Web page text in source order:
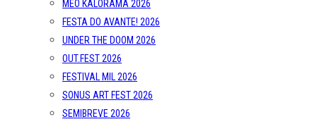
MEO KALORAMA 2026
FESTA DO AVANTE! 2026
UNDER THE DOOM 2026
OUT.FEST 2026
FESTIVAL MIL 2026
SONUS ART FEST 2026
SEMIBREVE 2026